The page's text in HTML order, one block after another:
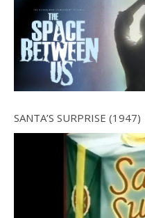
SANTA’S SURPRISE (1947)